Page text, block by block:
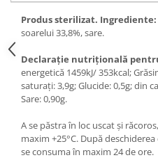
Produs sterilizat. Ingrediente:
soarelui 33,8%, sare.
Declarație nutrițională
energetică 1459kJ/ 353kcal;
saturaţi: 3,9g; Glucide: 0,5g; din
Sare: 0,90g.
A se păstra în loc uscat şi
maxim +25°C. După
se consuma în maxim 24 de ore.